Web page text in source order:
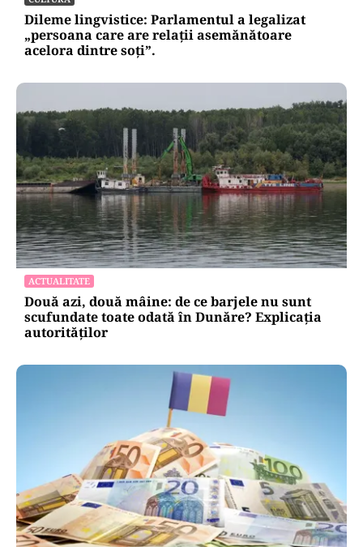
Dileme lingvistice: Parlamentul a legalizat
„persoana care are relații asemănătoare
acelora dintre soți”.
ACTUALITATE
Două azi, două mâine: de ce barjele nu sunt
scufundate toate odată în Dunăre? Explicația
autorităților